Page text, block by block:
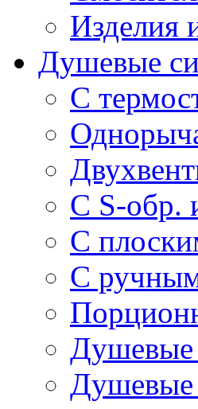
Изделия
Душевые
С
С S-обр.
С
С
Душевые
Душевые